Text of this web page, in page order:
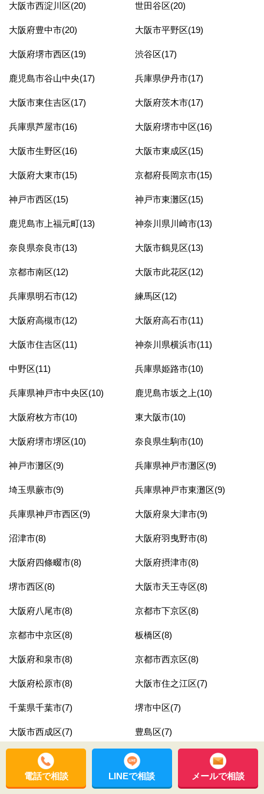
大阪市西淀川区(20) 世田谷区(20)
大阪府豊中市(20) 大阪市平野区(19)
大阪府堺市西区(19) 渋谷区(17)
鹿児島市谷山中央(17) 兵庫県伊丹市(17)
大阪市東住吉区(17) 大阪府茨木市(17)
兵庫県芦屋市(16) 大阪府堺市中区(16)
大阪市生野区(16) 大阪市東成区(15)
大阪府大東市(15) 京都府長岡京市(15)
神戸市西区(15) 神戸市東灘区(15)
鹿児島市上福元町(13) 神奈川県川崎市(13)
奈良県奈良市(13) 大阪市鶴見区(13)
京都市南区(12) 大阪市此花区(12)
兵庫県明石市(12) 練馬区(12)
大阪府高槻市(12) 大阪府高石市(11)
大阪市住吉区(11) 神奈川県横浜市(11)
中野区(11) 兵庫県姫路市(10)
兵庫県神戸市中央区(10) 鹿児島市坂之上(10)
大阪府枚方市(10) 東大阪市(10)
大阪府堺市堺区(10) 奈良県生駒市(10)
神戸市灘区(9) 兵庫県神戸市灘区(9)
埼玉県蕨市(9) 兵庫県神戸市東灘区(9)
兵庫県神戸市西区(9) 大阪府泉大津市(9)
沼津市(8) 大阪府羽曳野市(8)
大阪府四條畷市(8) 大阪府摂津市(8)
堺市西区(8) 大阪市天王寺区(8)
大阪府八尾市(8) 京都市下京区(8)
京都市中京区(8) 板橋区(8)
大阪府和泉市(8) 京都市西京区(8)
大阪府松原市(8) 大阪市住之江区(7)
千葉県千葉市(7) 堺市中区(7)
大阪市西成区(7) 豊島区(7)
東京都江東区(7) 熊本県荒尾市(7)
鹿児島市東谷山(7) 南さつま市(7)
電話で相談 LINEで相談 メールで相談